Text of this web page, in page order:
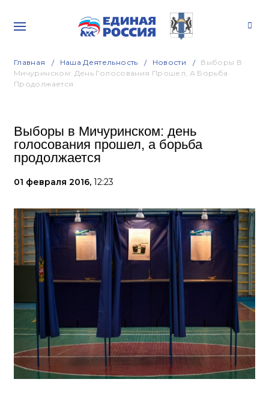
Главная Наша Деятельность Новости
Выборы В
Мичуринском: День Голосования Прошел, А Борьба
Продолжается
Выборы в Мичуринском: день
голосования прошел, а борьба
продолжается
01 февраля 2016, 12:23